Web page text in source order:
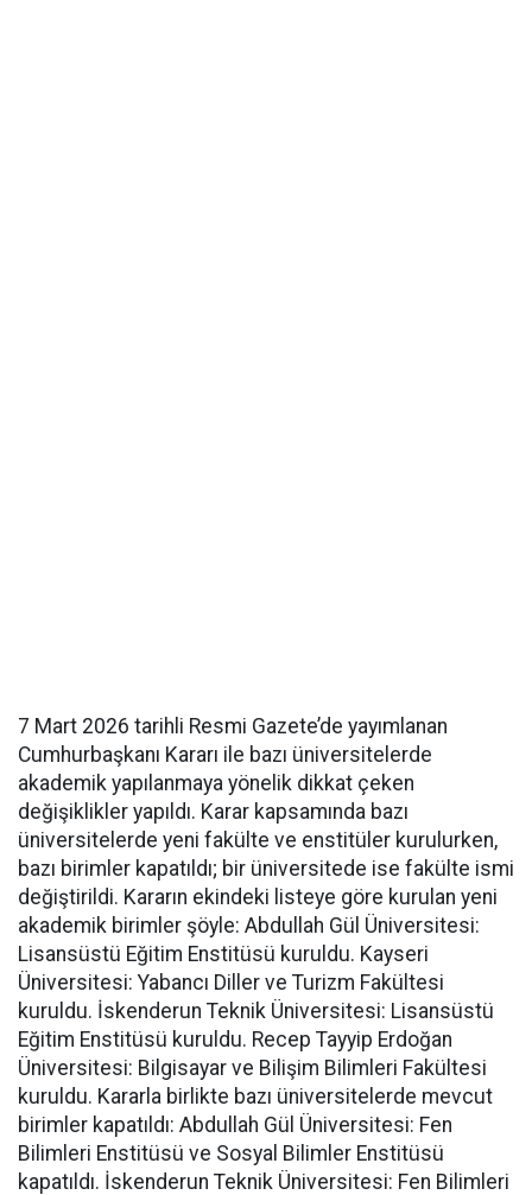
7 Mart 2026 tarihli Resmi Gazete’de yayımlanan
Cumhurbaşkanı Kararı ile bazı üniversitelerde
akademik yapılanmaya yönelik dikkat çeken
değişiklikler yapıldı. Karar kapsamında bazı
üniversitelerde yeni fakülte ve enstitüler kurulurken,
bazı birimler kapatıldı; bir üniversitede ise fakülte ismi
değiştirildi. Kararın ekindeki listeye göre kurulan yeni
akademik birimler şöyle: Abdullah Gül Üniversitesi:
Lisansüstü Eğitim Enstitüsü kuruldu. Kayseri
Üniversitesi: Yabancı Diller ve Turizm Fakültesi
kuruldu. İskenderun Teknik Üniversitesi: Lisansüstü
Eğitim Enstitüsü kuruldu. Recep Tayyip Erdoğan
Üniversitesi: Bilgisayar ve Bilişim Bilimleri Fakültesi
kuruldu. Kararla birlikte bazı üniversitelerde mevcut
birimler kapatıldı: Abdullah Gül Üniversitesi: Fen
Bilimleri Enstitüsü ve Sosyal Bilimler Enstitüsü
kapatıldı. İskenderun Teknik Üniversitesi: Fen Bilimleri